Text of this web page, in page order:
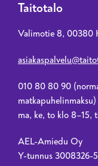
Taitotalo
Valimotie 8, 00380
010 80 80 90
matkapuhelinmaksu)
ma, ke, to klo 8–15,
AEL-Amiedu Oy
Y-tunnus 3008326-5